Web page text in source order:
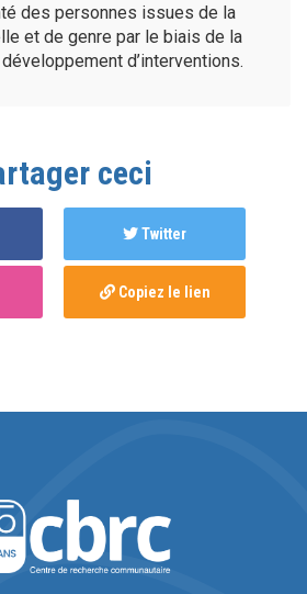
des personnes issues de la
et de genre par le biais de la
d’interventions.
ceci
Twitter
Copiez le lien